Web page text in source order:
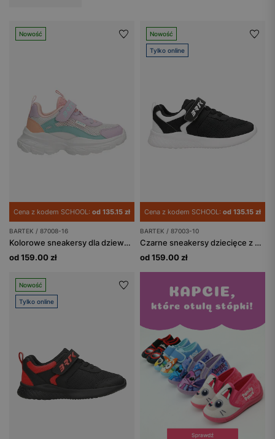
Nowość
Cena z kodem SCHOOL: od 135.15 zł
BARTEK / 87008-16
Kolorowe sneakersy dla dziewczynki na masywnej podeszwie BARTEK 87008-16
od 159.00 zł
Nowość
Tylko online
Cena z kodem SCHOOL: od 135.15 zł
BARTEK / 87003-10
Czarne sneakersy dziecięce z białymi wstawkami BARTEK 87003-10
od 159.00 zł
Nowość
Tylko online